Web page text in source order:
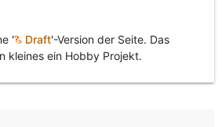
' Draft'-Version der Seite. Das
kleines ein Hobby Projekt.